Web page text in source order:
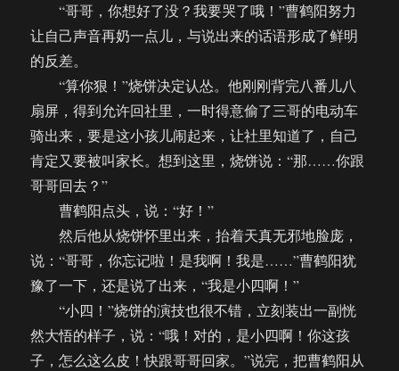
“哥哥，你想好了没？我要哭了哦！”曹鹤阳努力
让自己声音再奶一点儿，与说出来的话语形成了鲜明
的反差。
“算你狠！”烧饼决定认怂。他刚刚背完八番儿八
扇屏，得到允许回社里，一时得意偷了三哥的电动车
骑出来，要是这小孩儿闹起来，让社里知道了，自己
肯定又要被叫家长。想到这里，烧饼说：“那……你跟
哥哥回去？”
曹鹤阳点头，说：“好！”
然后他从烧饼怀里出来，抬着天真无邪地脸庞，
说：“哥哥，你忘记啦！是我啊！我是……”曹鹤阳犹
豫了一下，还是说了出来，“我是小四啊！”
“小四！”烧饼的演技也很不错，立刻装出一副恍
然大悟的样子，说：“哦！对的，是小四啊！你这孩
子，怎么这么皮！快跟哥哥回家。”说完，把曹鹤阳从